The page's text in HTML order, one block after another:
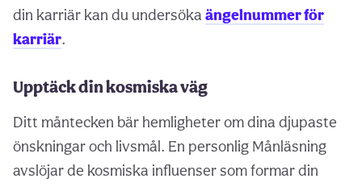
din karriär kan du undersöka ängelnummer för
karriär.
Upptäck din kosmiska väg
Ditt måntecken bär hemligheter om dina djupaste
önskningar och livsmål. En personlig Månläsning
avslöjar de kosmiska influenser som formar din